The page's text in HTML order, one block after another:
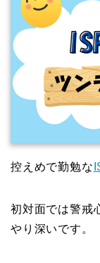
控えめで勤勉な
初対面では警戒
やり深いです。